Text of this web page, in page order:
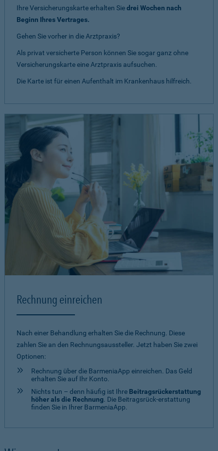
Ihre Versicherungskarte erhalten Siedrei Wochen nach
Beginn Ihres Vertrages.
Gehen Sie vorher in die Arztpraxis?
Als privat versicherte Person können Sie sogar ganz ohne
Versicherungskarte eine Arztpraxis aufsuchen.
Die Karte ist für einen Aufenthalt im Krankenhaus hilfreich.
Rechnung einreichen
Nach einer Behandlung erhalten Sie die Rechnung. Diese
zahlen Sie an den Rechnungsaussteller. Jetzt haben Sie zwei
Optionen:
Rechnung über die BarmeniaApp einreichen. Das Geld
erhalten Sie auf Ihr Konto.
Nichts tun – denn häufig ist Ihre Beitragsrückerstattung
höher als die Rechnung. Die Beitragsrück-erstattung
finden Sie in Ihrer BarmeniaApp.